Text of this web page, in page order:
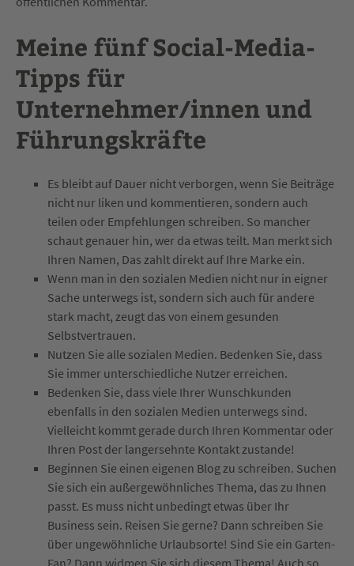
Meine fünf Social-Media-
Tipps für
Unternehmer/innen und
Führungskräfte
Es bleibt auf Dauer nicht verborgen, wenn Sie Beiträge
nicht nur liken und kommentieren, sondern auch
teilen oder Empfehlungen schreiben. So mancher
schaut genauer hin, wer da etwas teilt. Man merkt sich
Ihren Namen, Das zahlt direkt auf Ihre Marke ein.
Wenn man in den sozialen Medien nicht nur in eigner
Sache unterwegs ist, sondern sich auch für andere
stark macht, zeugt das von einem gesunden
Selbstvertrauen.
Nutzen Sie alle sozialen Medien. Bedenken Sie, dass
Sie immer unterschiedliche Nutzer erreichen.
Bedenken Sie, dass viele Ihrer Wunschkunden
ebenfalls in den sozialen Medien unterwegs sind.
Vielleicht kommt gerade durch Ihren Kommentar oder
Ihren Post der langersehnte Kontakt zustande!
Beginnen Sie einen eigenen Blog zu schreiben. Suchen
Sie sich ein außergewöhnliches Thema, das zu Ihnen
passt. Es muss nicht unbedingt etwas über Ihr
Business sein. Reisen Sie gerne? Dann schreiben Sie
über ungewöhnliche Urlaubsorte! Sind Sie ein Garten-
Fan? Dann widmen Sie sich diesem Thema! Auch so